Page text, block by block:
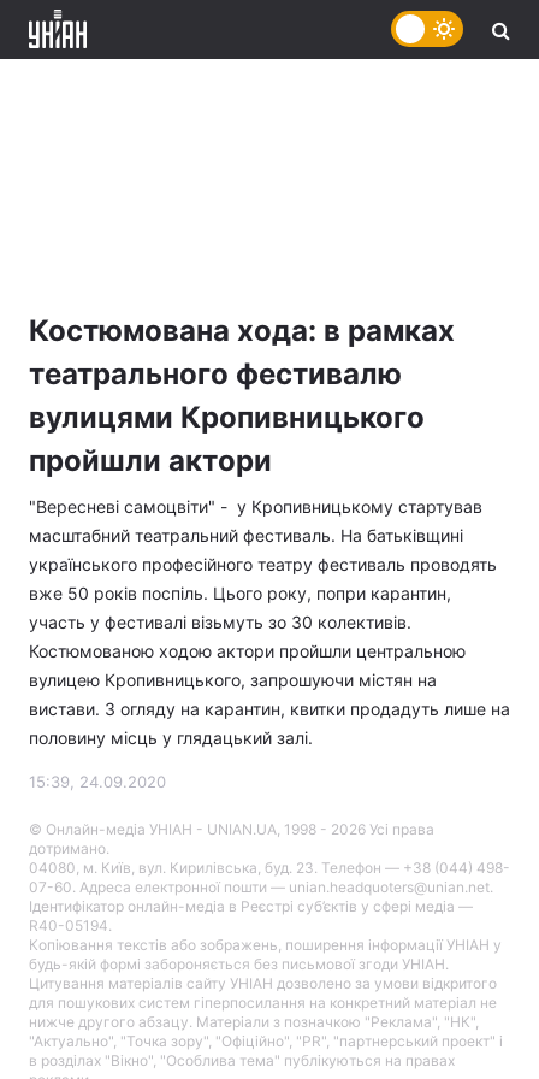
Костюмована хода: в рамках
театрального фестивалю
вулицями Кропивницького
пройшли актори
"Вересневі самоцвіти" - у Кропивницькому стартував
масштабний театральний фестиваль. На батьківщині
українського професійного театру фестиваль проводять
вже 50 років поспіль. Цього року, попри карантин,
участь у фестивалі візьмуть зо 30 колективів.
Костюмованою ходою актори пройшли центральною
вулицею Кропивницького, запрошуючи містян на
вистави. З огляду на карантин, квитки продадуть лише на
половину місць у глядацький залі.
15:39, 24.09.2020
© Онлайн-медіа УНІАН - UNIAN.UA, 1998 - 2026 Усі права
дотримано.
04080, м. Київ, вул. Кирилівська, буд. 23. Телефон — +38 (044) 498-
07-60. Адреса електронної пошти — unian.headquoters@unian.net.
Ідентифікатор онлайн-медіа в Реєстрі суб’єктів у сфері медіа —
R40-05194.
Копіювання текстів або зображень, поширення інформації УНІАН у
будь-якій формі забороняється без письмової згоди УНІАН.
Цитування матеріалів сайту УНІАН дозволено за умови відкритого
для пошукових систем гіперпосилання на конкретний матеріал не
нижче другого абзацу. Матеріали з позначкою "Реклама", "НК",
"Актуально", "Точка зору", "Офіційно", "PR", "партнерський проект" і
в розділах "Вікно", "Особлива тема" публікуються на правах